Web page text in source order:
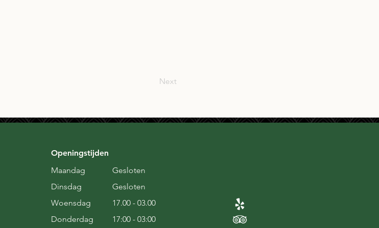
Next
Openingstijden
Maandag
Dinsdag
Woensdag
Donderdag
Gesloten
Gesloten
17.00 - 03.00
17:00 - 03:00